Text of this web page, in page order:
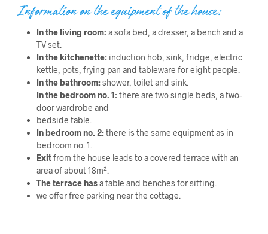
Information on the equipment of the house:
In the living room:a sofa bed, a dresser, a bench and a
TV set.
In the kitchenette:induction hob, sink, fridge, electric
kettle, pots, frying pan and tableware for eight people.
In the bathroom:shower, toilet and sink.
In the bedroom no. 1:there are two single beds, a two-
door wardrobe and
bedside table.
In bedroom no. 2:there is the same equipment as in
bedroom no. 1.
Exitfrom the house leads to a covered terrace with an
area of ​​about 18m².
The terrace hasa table and benches for sitting.
we offer free parking near the cottage.